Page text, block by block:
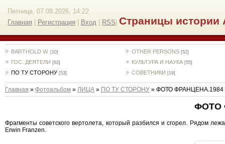
Пятница, 07.08.2026, 14:22
Главная
Регистрация Вход RSS Страницы истории
BARTHOLD W. [10] OTHER PERSONS [52]
ГОС. ДЕЯТЕЛИ [62] КУЛЬТУРА И НАУКА [55]
ПО ТУ СТОРОНУ [53] СОВЕТНИКИ [19]
Главная » Фотоальбом» ЛИЦА» ПО ТУ СТОРОНУ» ФОТО ФРАНЦЕНА.1984
ФОТО
Фрагменты советского вертолета, который разбился и сгорел. Рядом
Erwin Franzen.